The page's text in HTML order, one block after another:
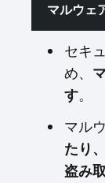
マルウェ
セキ
め、
す。
マル
たり
盗み